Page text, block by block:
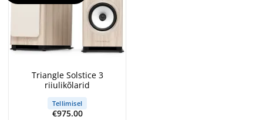
Triangle Solstice 3
riiulikõlarid
Tellimisel
€975.00